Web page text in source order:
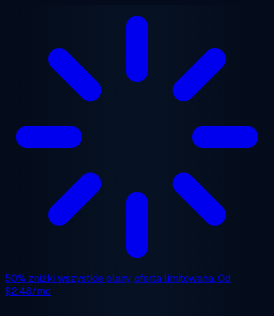
50% zniżki wszystkie plany, oferta limitowana. Od
$2.48/mo